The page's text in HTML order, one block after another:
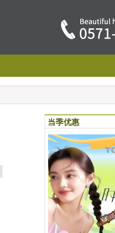
当季优惠